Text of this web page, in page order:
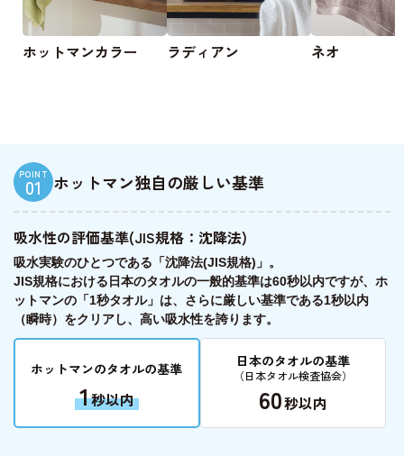
ホットマンカラー ラディアン ネオ
POINT
01 ホットマン独自の厳しい基準
吸水性の評価基準(JIS規格：沈降法)
吸水実験のひとつである「沈降法(JIS規格)」。
JIS規格における日本のタオルの一般的基準は60秒以内ですが、ホ
ットマンの「1秒タオル」は、さらに厳しい基準である1秒以内
（瞬時）をクリアし、高い吸水性を誇ります。
ホットマンのタオルの基準
1秒以内
日本のタオルの基準
（日本タオル検査協会）
60秒以内